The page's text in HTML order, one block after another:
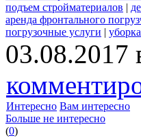
подъем стройматериалов |
аренда фронтального
погрузочные услуги |
03.08.2017
Интересно Вам интересно
Больше не интересно
(0)